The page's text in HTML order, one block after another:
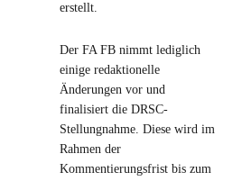
erstellt.
Der FA FB nimmt lediglich
einige redaktionelle
Änderungen vor und
finalisiert die DRSC-
Stellungnahme. Diese wird im
Rahmen der
Kommentierungsfrist bis zum